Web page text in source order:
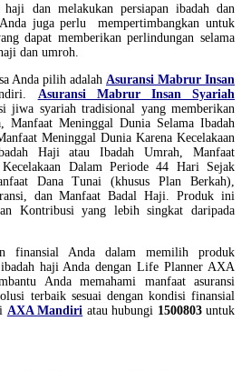
haji dan melakukan persiapan ibadah dan
Anda juga perlu mempertimbangkan untuk
dapat memberikan perlindungan selama
dan umroh.
Anda pilih adalah Asuransi Mabrur Insan
Asuransi Mabrur Insan Syariah
jiwa syariah tradisional yang memberikan
Manfaat Meninggal Dunia Selama Ibadah
Meninggal Dunia Karena Kecelakaan
Haji atau Ibadah Umrah, Manfaat
Dalam Periode 44 Hari Sejak
Dana Tunai (khusus Plan Berkah),
dan Manfaat Badal Haji. Produk ini
Kontribusi yang lebih singkat daripada
finansial Anda dalam memilih produk
haji Anda dengan Life Planner AXA
Anda memahami manfaat asuransi
terbaik sesuai dengan kondisi finansial
AXA Mandiri atau hubungi 1500803untuk